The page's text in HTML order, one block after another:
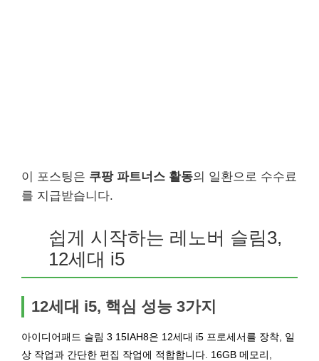
이 포스팅은 쿠팡 파트너스 활동의 일환으로 수수료
를 지급받습니다.
쉽게 시작하는 레노버 슬림3,
12세대 i5
12세대 i5, 핵심 성능 3가지
아이디어패드 슬림 3 15IAH8은 12세대 i5 프로세서를 장착, 일
상 작업과 간단한 편집 작업에 적합합니다. 16GB 메모리,